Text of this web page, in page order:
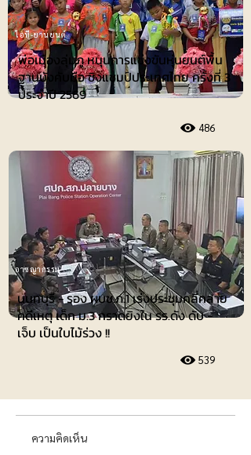
ไอที-ยานยนต์
พ่อเมืองลุ่มภู หนุนการแข่งขันหุ่นยนต์พื้น
ฐานบังคับมือ ชิงแชมป์ประเทศไทย ครั้งที่ 3
ประจำปี 2569
486
นนทบุรี - รอง ผบช.ภ.1 เร่งประชุมคลี่คลาย
คดีเหตุ เด็ก ม.3 กราดยิงใน รร.ดัง ดับ -
เจ็บ เป็นใบไม้ร่วง !!
539
อาชญากรรม
ความคิดเห็น